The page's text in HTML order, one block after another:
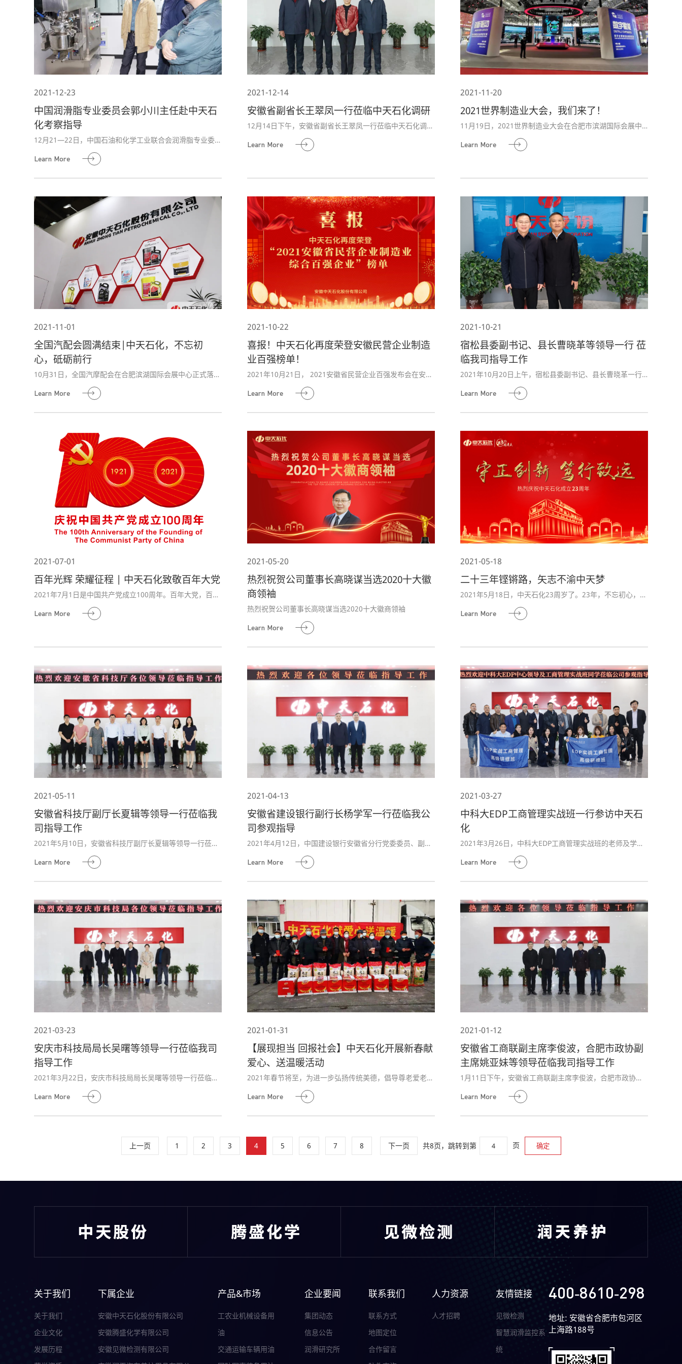
2021-12-23
中国润滑脂专业委员会郭小川主任赴中天石
化考察指导
12月21—22日，中国石油和化学工业联合会润滑脂专业委
员会主任委员郭小川赴中天石化考察指导，公司董事长高晓
谋等热情接待。
Learn More
2021-12-14
安徽省副省长王翠凤一行莅临中天石化调研
12月14日下午，安徽省副省长王翠凤一行莅临中天石化调
研，安徽省政府副秘书长左俊、安徽省工商联副主席施广勇
等相关领导陪同调研，中天石化集团董事长高晓谋及企业相
Learn More
2021-11-20
2021世界制造业大会，我们来了！
11月19日，2021世界制造业大会在合肥市滨湖国际会展中
心盛大开幕。省委书记、省人大常委会党组书记郑栅洁宣读
中共中央政治局委员、国务院副总理刘鹤书面致辞，并致
Learn More
2021-11-01
全国汽配会圆满结束|中天石化，不忘初
心，砥砺前行
10月31日，全国汽摩配会在合肥滨湖国际会展中心正式落下
帷幕。展会期间，中天石化展台前人声鼎沸，接洽人流络绎
不绝。下面，一起来回顾一下中天石化展会现场那些不容错
Learn More
2021-10-22
喜报！中天石化再度荣登安徽民营企业制造
业百强榜单！
2021年10月21日， 2021安徽省民营企业百强发布会在安徽
省阜阳市举行 。安徽省副省长、安徽省工商联主席王翠凤，
阜阳市委副书记、市长刘玉杰等出席发布会，会上发布了“2
Learn More
2021-10-21
宿松县委副书记、县长曹晓革等领导一行 莅
临我司指导工作
2021年10月20日上午，宿松县委副书记、县长曹晓革一行
到我司考察指导工作，陪同考察的还有县政府党组成员、副
县长朱元松，县政府党组成员、副县长水涛等领导，公司董
Learn More
2021-07-01
百年光辉 荣耀征程 | 中天石化致敬百年大党
2021年7月1日是中国共产党成立100周年。百年大党，百年
Learn More
2021-05-20
热烈祝贺公司董事长高晓谋当选2020十大徽
商领袖
热烈祝贺公司董事长高晓谋当选2020十大徽商领袖
Learn More
2021-05-18
二十三年铿锵路，矢志不渝中天梦
2021年5月18日，中天石化23周岁了。23年，不忘初心，中
雨，中天石化坚持科技领先，和谐发展；23年，不负众望，
Learn More
2021-05-11
安徽省科技厅副厅长夏辑等领导一行莅临我
司指导工作
2021年5月10日，安徽省科技厅副厅长夏辑等领导一行莅临
情接待。
Learn More
2021-04-13
安徽省建设银行副行长杨学军一行莅临我公
司参观指导
2021年4月12日，中国建设银行安徽省分行党委委员、副行
业务部总经理张鹏一行莅临我公司考察发展情况，安徽省工
许小明，安徽省总商会副会长、公司董事长高晓谋陪同考
Learn More
2021-03-27
中科大EDP工商管理实战班一行参访中天石
化
2021年3月26日，中科大EDP工商管理实战班的老师及学员
待。
Learn More
2021-03-23
安庆市科技局局长吴曙等领导一行莅临我司
指导工作
2021年3月22日，安庆市科技局局长吴曙等领导一行莅临公
Learn More
2021-01-31
【展现担当 回报社会】中天石化开展新春献
爱心、送温暖活动
2021年春节将至，为进一步弘扬传统美德，倡导尊老爱老风
松经开区管委会社事局、宿松县孚玉镇镇政府走访慰问养老
Learn More
2021-01-12
安徽省工商联副主席李俊波，合肥市政协副
主席姚亚妹等领导莅临我司指导工作
1月11日下午，安徽省工商联副主席李俊波，合肥市政协副
彬，包河区委统战部副部长、区工商联党组书记史道云，包
企业发展情况，鼓励企业加快建设。省工商联副会长、公司
Learn More
上一页 1 2 3 4 5 6 7 8 下一页 共8页，跳转到第 页 确定
关于我们
关于我们
企业文化
发展历程
下属企业
安徽中天石化股份有限公司
安徽腾盛化学有限公司
安徽见微检测有限公司
产品&市场
工农业机械设备用
油
交通运输车辆用油
企业要闻
集团动态
信息公告
润滑研究所
联系我们
联系方式
地图定位
合作留言
人力资源
人才招聘
友情链接
见微检测
智慧润滑监控系
统
400-8610-298
地址: 安徽省合肥市包河区
上海路188号